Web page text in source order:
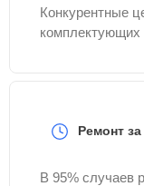
Конкурентные
комплектующих
Ремонт
В 95% случаев